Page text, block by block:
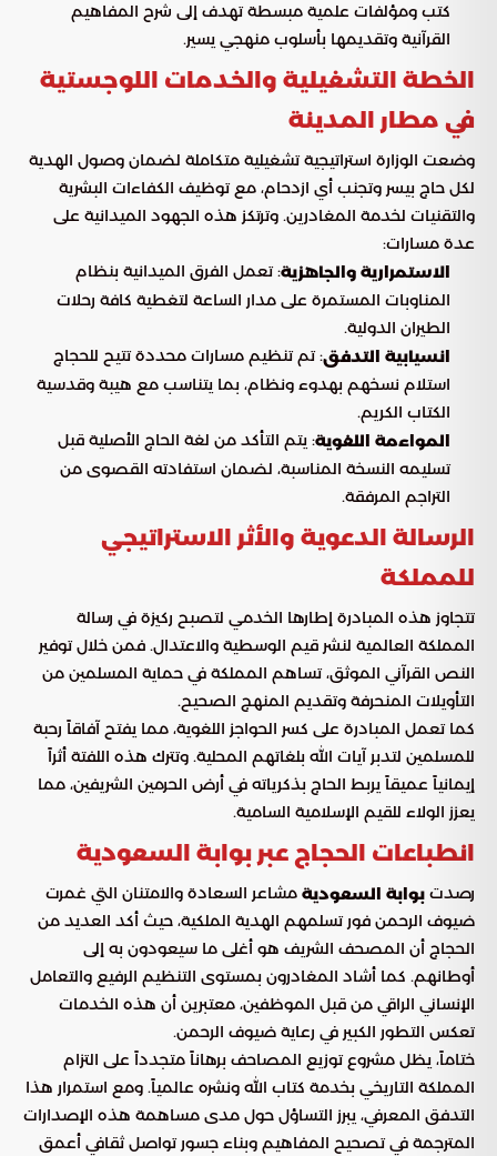
كتب ومؤلفات علمية مبسطة تهدف إلى شرح المفاهيم
القرآنية وتقديمها بأسلوب منهجي يسير.
الخطة التشغيلية والخدمات اللوجستية
في مطار المدينة
وضعت الوزارة استراتيجية تشغيلية متكاملة لضمان وصول الهدية
لكل حاج بيسر وتجنب أي ازدحام، مع توظيف الكفاءات البشرية
والتقنيات لخدمة المغادرين. وترتكز هذه الجهود الميدانية على
عدة مسارات:
الاستمرارية والجاهزية: تعمل الفرق الميدانية بنظام
المناوبات المستمرة على مدار الساعة لتغطية كافة رحلات
الطيران الدولية.
انسيابية التدفق: تم تنظيم مسارات محددة تتيح للحجاج
استلام نسخهم بهدوء ونظام، بما يتناسب مع هيبة وقدسية
الكتاب الكريم.
المواءمة اللغوية: يتم التأكد من لغة الحاج الأصلية قبل
تسليمه النسخة المناسبة، لضمان استفادته القصوى من
التراجم المرفقة.
الرسالة الدعوية والأثر الاستراتيجي
للمملكة
تتجاوز هذه المبادرة إطارها الخدمي لتصبح ركيزة في رسالة
المملكة العالمية لنشر قيم الوسطية والاعتدال. فمن خلال توفير
النص القرآني الموثق، تساهم المملكة في حماية المسلمين من
التأويلات المنحرفة وتقديم المنهج الصحيح.
كما تعمل المبادرة على كسر الحواجز اللغوية، مما يفتح آفاقاً رحبة
للمسلمين لتدبر آيات الله بلغاتهم المحلية. وتترك هذه اللفتة أثراً
إيمانياً عميقاً يربط الحاج بذكرياته في أرض الحرمين الشريفين، مما
يعزز الولاء للقيم الإسلامية السامية.
انطباعات الحجاج عبر بوابة السعودية
رصدت بوابة السعودية مشاعر السعادة والامتنان التي غمرت
ضيوف الرحمن فور تسلمهم الهدية الملكية، حيث أكد العديد من
الحجاج أن المصحف الشريف هو أغلى ما سيعودون به إلى
أوطانهم. كما أشاد المغادرون بمستوى التنظيم الرفيع والتعامل
الإنساني الراقي من قبل الموظفين، معتبرين أن هذه الخدمات
تعكس التطور الكبير في رعاية ضيوف الرحمن.
ختاماً، يظل مشروع توزيع المصاحف برهاناً متجدداً على التزام
المملكة التاريخي بخدمة كتاب الله ونشره عالمياً. ومع استمرار هذا
التدفق المعرفي، يبرز التساؤل حول مدى مساهمة هذه الإصدارات
المترجمة في تصحيح المفاهيم وبناء جسور تواصل ثقافي أعمق